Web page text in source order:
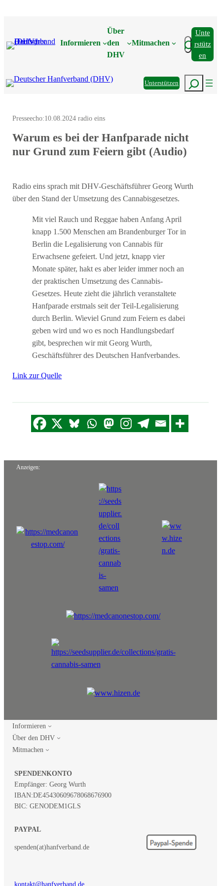
Informieren
Über
den
DHV
Mitmachen Suchen
Unte
Rstütz
En
UnterstützenSuchen
Presseecho:10.08.2024 radio eins
Warum es bei der Hanfparade nicht
nur Grund zum Feiern gibt (Audio)
Radio eins sprach mit DHV-Geschäftsführer Georg Wurth
über den Stand der Umsetzung des Cannabisgesetzes.
Mit viel Rauch und Reggae haben Anfang April
knapp 1.500 Menschen am Brandenburger Tor in
Berlin die Legalisierung von Cannabis für
Erwachsene gefeiert. Und jetzt, knapp vier
Monate später, hakt es aber leider immer noch an
der praktischen Umsetzung des Cannabis-
Gesetzes. Heute zieht die jährlich veranstaltete
Hanfparade erstmals seit der Teil-Legalisierung
durch Berlin. Wieviel Grund zum Feiern es dabei
geben wird und wo es noch Handlungsbedarf
gibt, besprechen wir mit Georg Wurth,
Geschäftsführer des Deutschen Hanfverbandes.
Link zur Quelle
Anzeigen:
Informieren
Über den DHV
Mitmachen
SPENDENKONTO
Empfänger: Georg Wurth
IBAN:DE45430609678068676900
BIC: GENODEM1GLS
PAYPAL
spenden(at)hanfverband.de
kontakt@hanfverband.de